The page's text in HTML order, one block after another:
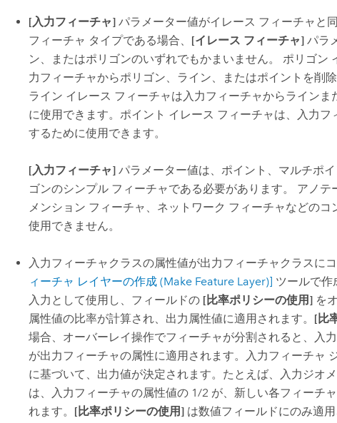
[入力フィーチャ]パラメーター値がイレース フィーチャと
フィーチャ タイプである場合、 [イレース フィーチャ]パラ
ン、またはポリゴンのいずれでもかまいません。 ポリゴン
力フィーチャからポリゴン、ライン、またはポイントを削
ライン イレース フィーチャは入力フィーチャからラインま
に使用できます。ポイント イレース フィーチャは、入力フ
するために使用できます。
[入力フィーチャ]パラメーター値は、ポイント、マルチポ
ゴンのシンプル フィーチャである必要があります。 アノテ
メンション フィーチャ、ネットワーク フィーチャなどのコ
使用できません。
入力フィーチャクラスの属性値が出力フィーチャクラスに
ィーチャ レイヤーの作成 (Make Feature Layer)] ツールで作
入力として使用し、フィールドの [比率ポリシーの使用]を
属性値の比率が計算され、出力属性値に適用されます。 [比
場合、オーバーレイ操作でフィーチャが分割されると、入
が出力フィーチャの属性に適用されます。入力フィーチャ
に基づいて、出力値が決定されます。たとえば、入力ジオ
は、入力フィーチャの属性値の 1/2 が、新しい各フィーチ
れます。 [比率ポリシーの使用]は数値フィールドにのみ適用